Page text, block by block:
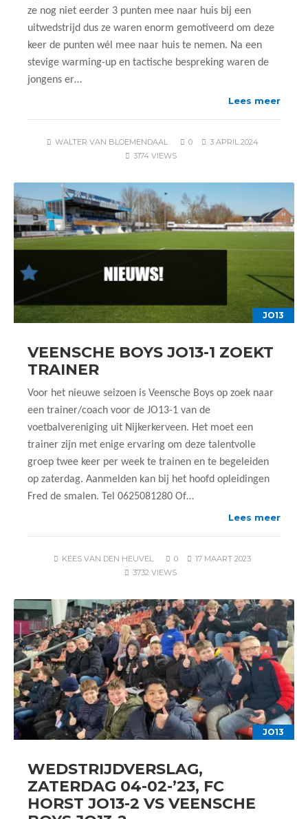
ze nog niet eerder 3 punten mee naar huis bij een
uitwedstrijd dus ze waren enorm gemotiveerd om deze
keer de punten wél mee naar huis te nemen. Na een
stevige warming-up en tactische bespreking waren de
jongens er…
Lees meer
WALTER VAN BLOEMENDAAL 0
3 APRIL 2024
3174 VIEWS
JO13
VEENSCHE BOYS JO13-1 ZOEKT
TRAINER
Voor het nieuwe seizoen is Veensche Boys op zoek naar
een trainer/coach voor de JO13-1 van de
voetbalvereniging uit Nijkerkerveen. Het moet een
trainer zijn met enige ervaring om deze talentvolle
groep twee keer per week te trainen en te begeleiden
op zaterdag. Aanmelden kan bij het hoofd opleidingen
Fred de smalen. Tel 0625081280 Of…
Lees meer
KEES VAN DEN HEUVEL 0
17 MAART 2023
3732 VIEWS
JO13
WEDSTRIJDVERSLAG,
ZATERDAG 04-02-’23, FC
HORST JO13-2 VS VEENSCHE